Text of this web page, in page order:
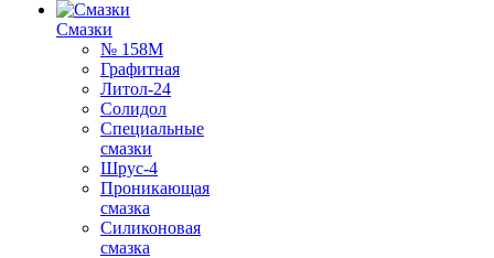
Смазки
№ 158М
Графитная
Литол-24
Солидол
Специальные
смазки
Шрус-4
Проникающая
смазка
Силиконовая
смазка